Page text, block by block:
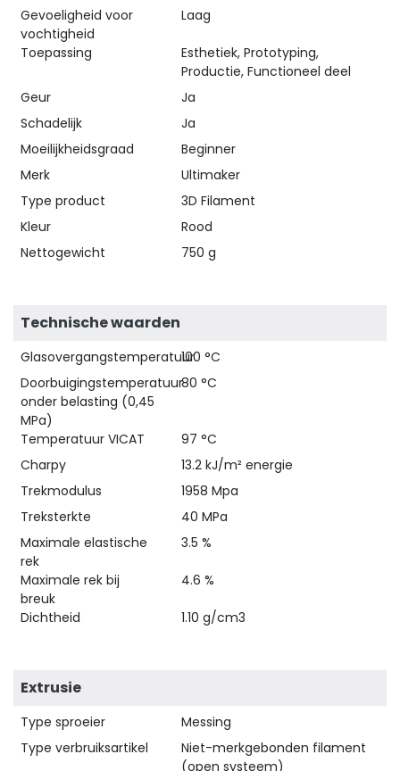
Gevoeligheid voor
vochtigheid
Laag
Toepassing
Esthetiek, Prototyping,
Productie, Functioneel deel
Geur
Ja
Schadelijk
Ja
Moeilijkheidsgraad
Beginner
Merk
Ultimaker
Type product
3D Filament
Kleur
Rood
Nettogewicht
750 g
Technische waarden
Glasovergangstemperatuur100 °C
Doorbuigingstemperatuur
onder belasting (0,45
MPa)
80 °C
Temperatuur VICAT
97 °C
Charpy
13.2 kJ/m² energie
Trekmodulus
1958 Mpa
Treksterkte
40 MPa
Maximale elastische
rek
3.5 %
Maximale rek bij
breuk
4.6 %
Dichtheid 1.10 g/cm3
Extrusie
Type sproeier
Messing
Type verbruiksartikel
Niet-merkgebonden filament
(open systeem)